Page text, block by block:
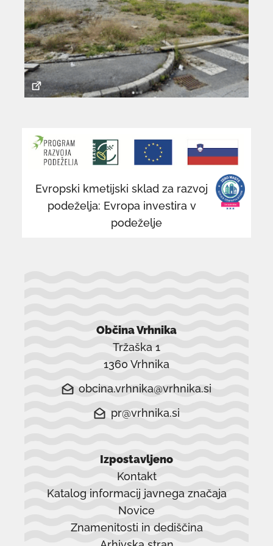
odpre
oknu
Evropski kmetijski sklad za razvoj
podeželja: Evropa investira v
podeželje
Občina Vrhnika
Tržaška 1
1360 Vrhnika
obcina.vrhnika@vrhnika.si
pr@vrhnika.si
Izpostavljeno
Kontakt
Katalog informacij javnega značaja
Novice
Znamenitosti in dediščina